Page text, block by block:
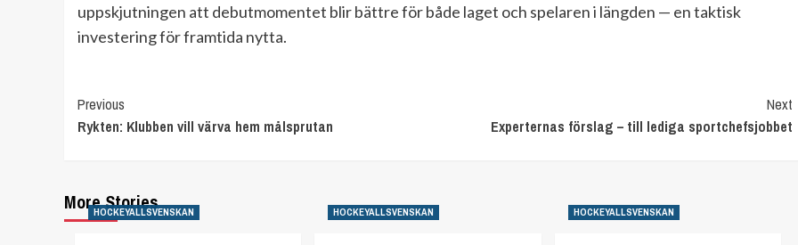
uppskjutningen att debutmomentet blir bättre för både laget och spelaren i längden — en taktisk
investering för framtida nytta.
Continue
Reading
Previous
Rykten: Klubben vill värva hem målsprutan
Next
Experternas förslag – till lediga sportchefsjobbet
More Stories
HOCKEYALLSVENSKAN HOCKEYALLSVENSKAN HOCKEYALLSVENSKAN